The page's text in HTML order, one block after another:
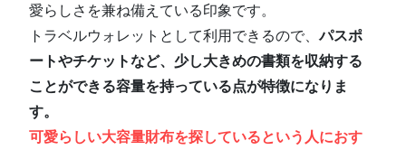
愛らしさを兼ね備えている印象です。
トラベルウォレットとして利用できるので、パスポ
ートやチケットなど、少し大きめの書類を収納する
ことができる容量を持っている点が特徴になりま
す。
可愛らしい大容量財布を探しているという人におす